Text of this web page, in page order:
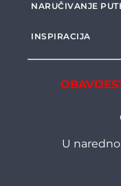
NARUČIVANJE
INSPIRACIJA
U